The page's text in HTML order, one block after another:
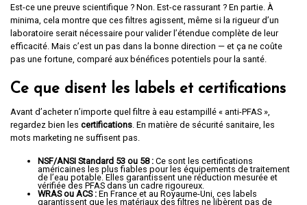
Est-ce une preuve scientifique ? Non. Est-ce rassurant ? En partie. À
minima, cela montre que ces filtres agissent, même si la rigueur d’un
laboratoire serait nécessaire pour valider l’étendue complète de leur
efficacité. Mais c’est un pas dans la bonne direction — et ça ne coûte
pas une fortune, comparé aux bénéfices potentiels pour la santé.
Ce que disent les labels et certifications
Avant d’acheter n’importe quel filtre à eau estampillé « anti-PFAS »,
regardez bien les certifications . En matière de sécurité sanitaire, les
mots marketing ne suffisent pas.
NSF/ANSI Standard 53 ou 58 : Ce sont les certifications
américaines les plus fiables pour les équipements de traitement
de l’eau potable. Elles garantissent une réduction mesurée et
vérifiée des PFAS dans un cadre rigoureux.
WRAS ou ACS : En France et au Royaume-Uni, ces labels
garantissent que les matériaux des filtres ne libèrent pas de